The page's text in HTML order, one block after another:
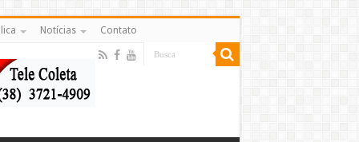
Notícias Contato